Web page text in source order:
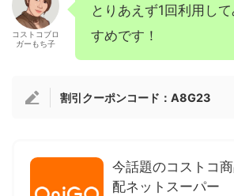
コストコブロ
ガーもち子
とりあえず1回利用し
すめです！
割引クーポンコード：A8G23
今話題のコストコ
配ネットスーパー